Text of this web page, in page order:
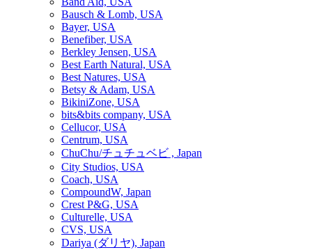
Bausch & Lomb, USA
Bayer, USA
Benefiber, USA
Berkley Jensen, USA
Best Earth Natural, USA
Best Natures, USA
Betsy & Adam, USA
BikiniZone, USA
bits&bits company, USA
Cellucor, USA
Centrum, USA
ChuChu/チュチュベビ , Japan
City Studios, USA
Coach, USA
CompoundW, Japan
Crest P&G, USA
Culturelle, USA
CVS, USA
Dariya (ダリヤ), Japan